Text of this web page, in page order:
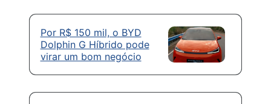
Por R$ 150 mil, o BYD
Dolphin G Híbrido pode
virar um bom negócio